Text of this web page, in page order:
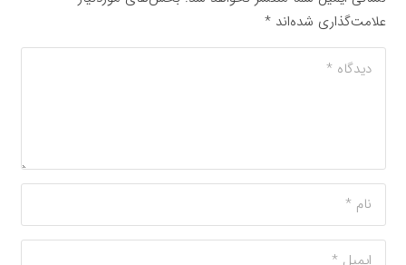
علامت‌گذاری شده‌اند*